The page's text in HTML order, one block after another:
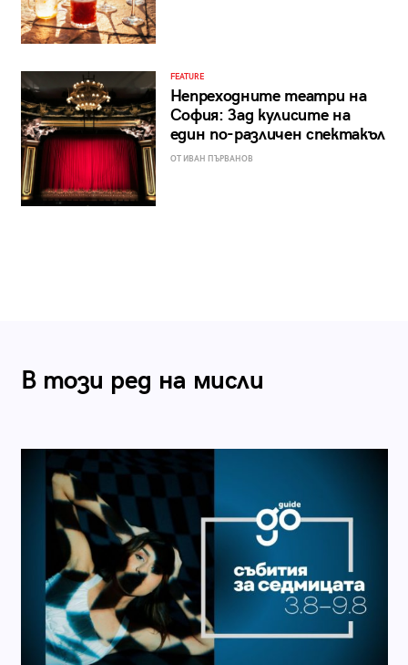
FEATURE
Непреходните театри на
София: Зад кулисите на
един по-различен спектакъл
ОТ ИВАН ПЪРВАНОВ
В този ред на мисли